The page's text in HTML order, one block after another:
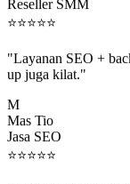
⭐⭐⭐⭐⭐
up juga kilat."
Mas Tio
Jasa SEO
⭐⭐⭐⭐⭐